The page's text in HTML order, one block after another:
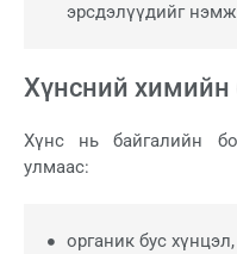
эрсдэлүүдийг
Хүнсний химийн
Хүнс нь байгалийн
улмаас:
органик бус хүнцэл,